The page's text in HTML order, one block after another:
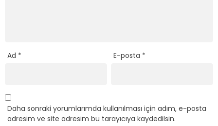
Ad * E-posta *
Daha sonraki yorumlarımda kullanılması için adım, e-posta
adresim ve site adresim bu tarayıcıya kaydedilsin.